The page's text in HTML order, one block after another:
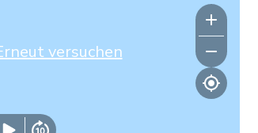
versuchen